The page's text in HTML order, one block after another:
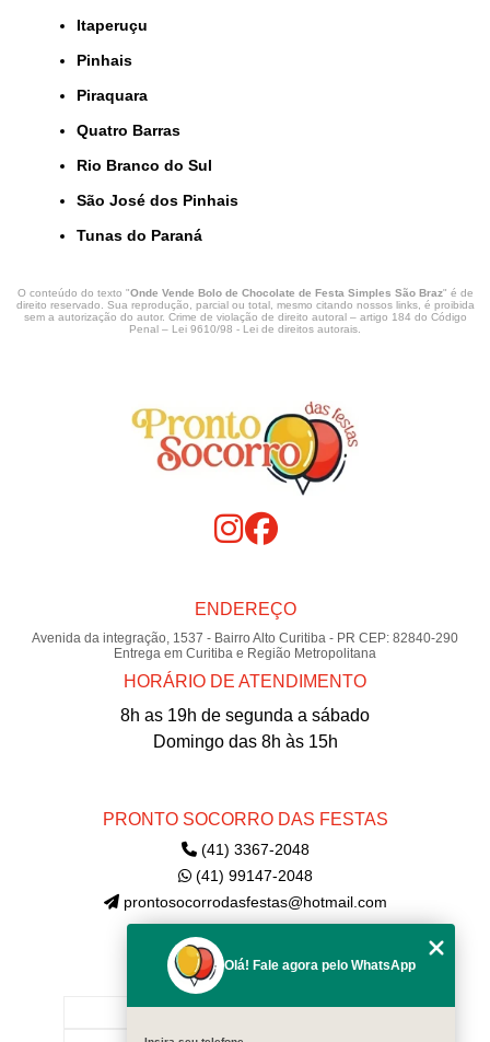
Itaperuçu
Pinhais
Piraquara
Quatro Barras
Rio Branco do Sul
São José dos Pinhais
Tunas do Paraná
O conteúdo do texto "Onde Vende Bolo de Chocolate de Festa Simples São Braz" é de
direito reservado. Sua reprodução, parcial ou total, mesmo citando nossos links, é proibida
sem a autorização do autor. Crime de violação de direito autoral – artigo 184 do Código
Penal – Lei 9610/98 - Lei de direitos autorais
ENDEREÇO
Avenida da integração, 1537 - Bairro Alto Curitiba - PR CEP: 82840-290
Entrega em Curitiba e Região Metropolitana
HORÁRIO DE ATENDIMENTO
8h as 19h de segunda a sábado
Domingo das 8h às 15h
PRONTO SOCORRO DAS FESTAS
(41) 3367-2048
(41) 99147-2048
prontosocorrodasfestas@hotmail.com
MENU
INÍCIO
Olá! Fale agora pelo WhatsApp